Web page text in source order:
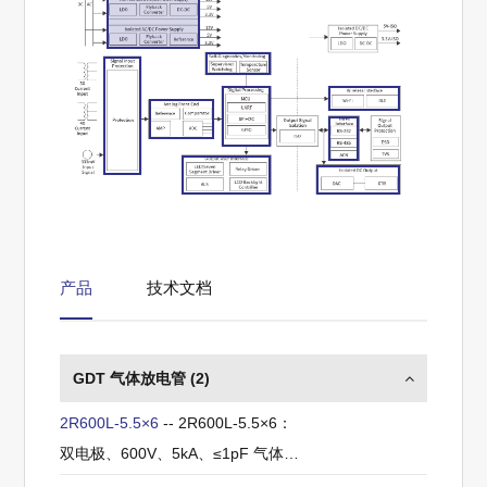
产品 技术文档
GDT 气体放电管 (2)
2R600L-5.5×6 -- 2R600L-5.5×6：
双电极、600V、5kA、≤1pF 气体放